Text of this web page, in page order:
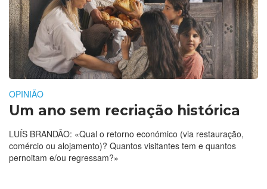
OPINIÃO
Um ano sem recriação histórica
LUÍS BRANDÃO: «Qual o retorno económico (via restauração,
comércio ou alojamento)? Quantos visitantes tem e quantos
pernoitam e/ou regressam?»